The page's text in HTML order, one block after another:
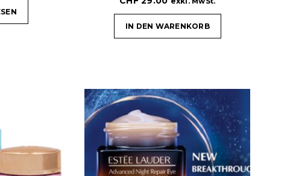
IN DEN WARENKORB